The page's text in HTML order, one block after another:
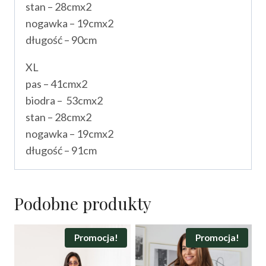
stan – 28cmx2
nogawka – 19cmx2
długość – 90cm
XL
pas – 41cmx2
biodra – 53cmx2
stan – 28cmx2
nogawka – 19cmx2
długość – 91cm
Podobne produkty
Promocja! Promocja!